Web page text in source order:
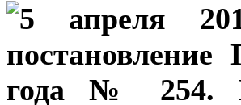
5 апреля
года № 254.